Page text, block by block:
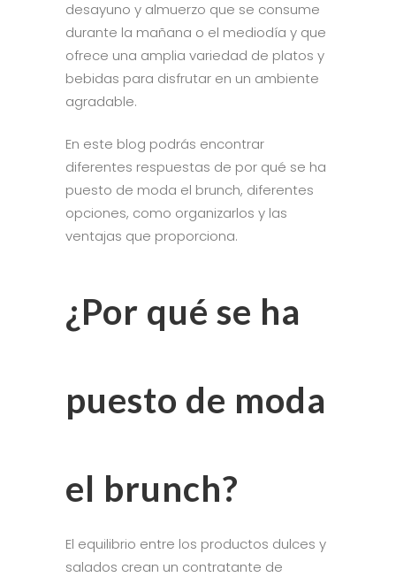
desayuno y almuerzo que se consume
durante la mañana o el mediodía y que
ofrece una amplia variedad de platos y
bebidas para disfrutar en un ambiente
agradable.
En este blog podrás encontrar
diferentes respuestas de por qué se ha
puesto de moda el brunch, diferentes
opciones, como organizarlos y las
ventajas que proporciona.
¿Por qué se ha
puesto de moda
el brunch?
El equilibrio entre los productos dulces y
salados crean un contratante de